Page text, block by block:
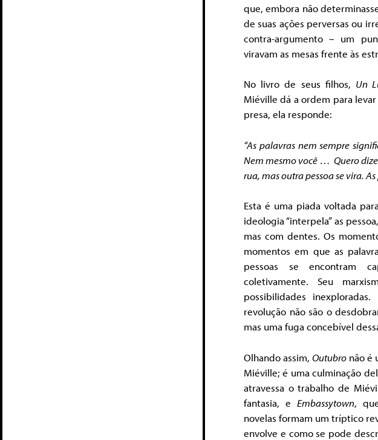
que, embora não
de suas ações perversas ou
contra-argumento – um
viravam as mesas frente às
No livro de seus filhos, Un
Miéville dá a ordem para levar
presa, ela responde:
“As palavras nem sempre
Nem mesmo você … Quero
rua, mas outra pessoa se vira.
Esta é uma piada voltada
ideologia “interpela” as
mas com dentes. Os
momentos em que as
pessoas se encontram
coletivamente. Seu
possibilidades
revolução não são o
mas uma fuga concebível
Olhando assim,Outubro não é
Miéville; é uma culminação
atravessa o trabalho de
fantasia, eEmbassytown,
novelas formam um tríptico
envolve e como se pode